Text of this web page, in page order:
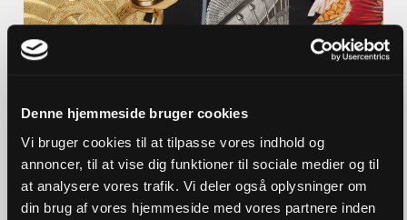
Denne hjemmeside bruger cookies
Vi bruger cookies til at tilpasse vores indhold og
annoncer, til at vise dig funktioner til sociale medier og til
at analysere vores trafik. Vi deler også oplysninger om
din brug af vores hjemmeside med vores partnere inden